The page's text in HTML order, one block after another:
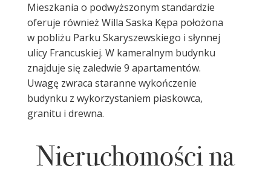
Mieszkania o podwyższonym standardzie
oferuje również Willa Saska Kępa położona
w pobliżu Parku Skaryszewskiego i słynnej
ulicy Francuskiej. W kameralnym budynku
znajduje się zaledwie 9 apartamentów.
Uwagę zwraca staranne wykończenie
budynku z wykorzystaniem piaskowca,
granitu i drewna.
Nieruchomości na